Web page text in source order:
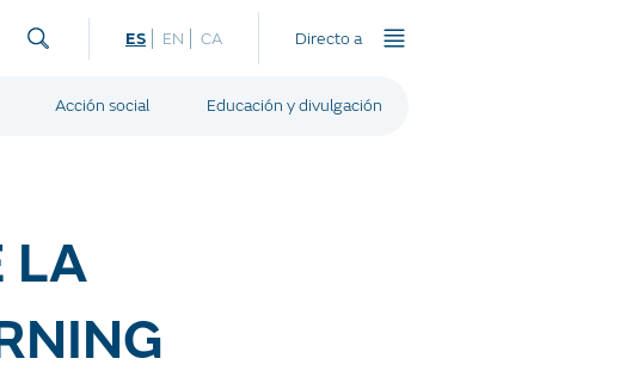
ES EN CA Directo a
Acción social Educación y divulgación
LA